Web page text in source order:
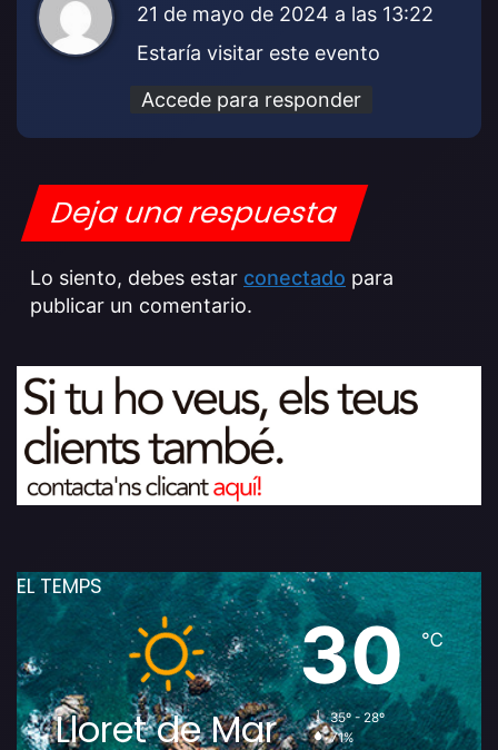
i
e
:
21 de mayo de 2024 a las 13:22
Estaría visitar este evento
Accede para responder
Deja una respuesta
Lo siento, debes estar conectado para
publicar un comentario.
EL TEMPS
Lloret de Mar
30℃
35º - 28º
71%